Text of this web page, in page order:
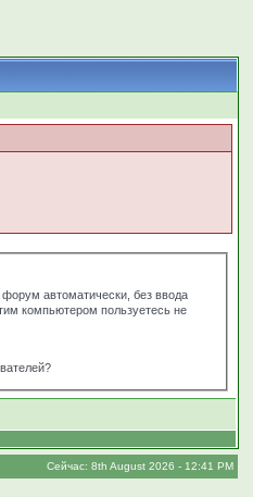
форум автоматически, без ввода
компьютером пользуетесь не
Сейчас: 8th August 2026 - 12:41 PM